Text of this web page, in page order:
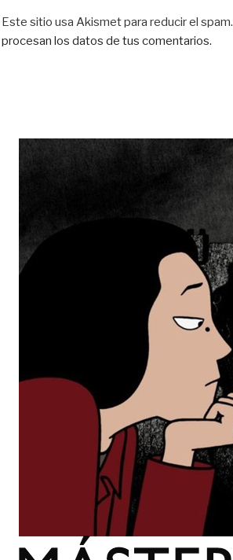
Este sitio usa Akismet para reducir el spam.
procesan los datos de tus comentarios.